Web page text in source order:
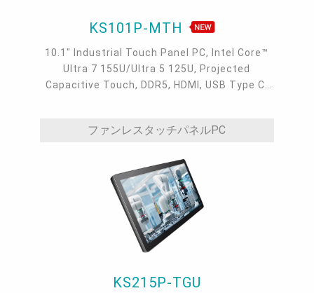
KS101P-MTH
10.1" Industrial Touch Panel PC, Intel Core™
Ultra 7 155U/Ultra 5 125U, Projected
Capacitive Touch, DDR5, HDMI, USB Type C,
ファンレスタッチパネルPC
KS215P-TGU